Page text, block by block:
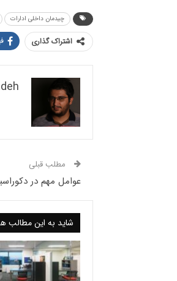
چیدمان داخلی ادارات
اشتراک گذاری
مطلب قبلی
عوامل مهم در
شاید به این مطالب